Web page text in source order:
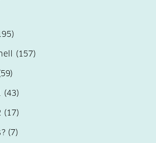
(157)
(43)
(17)
(7)